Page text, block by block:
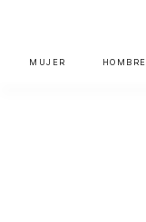
MUJER HOMBRE